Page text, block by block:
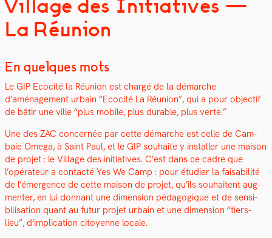
Village des Initiatives —
La Réunion
En quelques mots
Le GIP Ecoc­ité la Réu­nion est chargé de la démarche
d’aménagement urbain “Ecoc­ité La Réu­nion”, qui a pour objec­tif
de bâtir une ville “plus mobile, plus durable, plus verte.”
Une des ZAC con­cernée par cette démarche est celle de Cam­
baie Omega, à Saint Paul, et le GIP souhaite y installer une mai­son
de pro­jet : le Vil­lage des ini­tia­tives. C’est dans ce cadre que
l’opérateur a con­tac­té Yes We Camp : pour étudi­er la fais­abil­ité
de l’émergence de cette mai­son de pro­jet, qu’ils souhait­ent aug­
menter, en lui don­nant une dimen­sion péd­a­gogique et de sen­si­
bil­i­sa­tion quant au futur pro­jet urbain et une dimen­sion “tiers-
lieu”, d’implication citoyenne locale.